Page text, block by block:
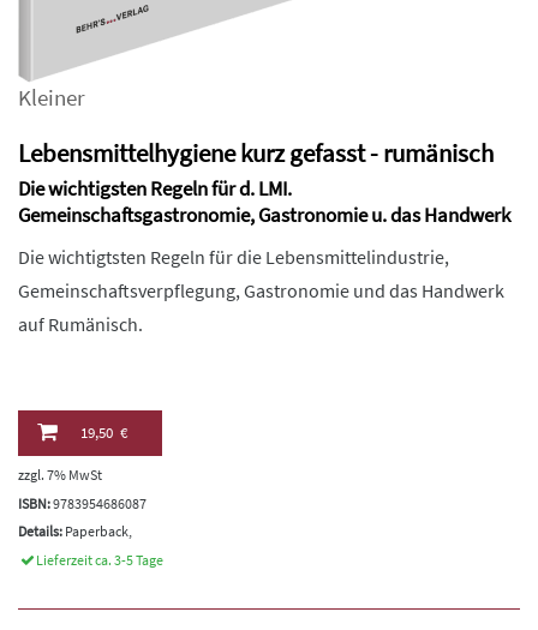
Kleiner
Lebensmittelhygiene kurz gefasst - rumänisch
Die wichtigsten Regeln für d. LMI.
Gemeinschaftsgastronomie, Gastronomie u. das Handwerk
Die wichtigtsten Regeln für die Lebensmittelindustrie,
Gemeinschaftsverpflegung, Gastronomie und das Handwerk
auf Rumänisch.
19,50 €
zzgl. 7% MwSt
ISBN:9783954686087
Details: Paperback,
Lieferzeit ca. 3-5 Tage